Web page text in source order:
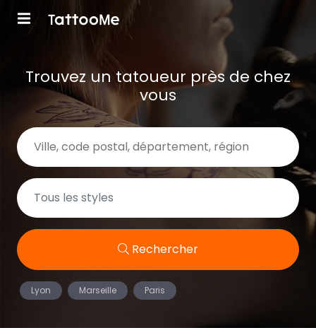
Trouvez un tatoueur près de chez
vous
Rechercher
Lyon Marseille Paris